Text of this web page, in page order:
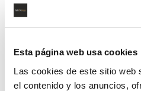
Esta página web usa cookies
Las cookies de este sitio web
el contenido y los anuncios,